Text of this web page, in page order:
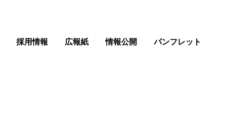
採用情報 広報紙 情報公開 パンフレット